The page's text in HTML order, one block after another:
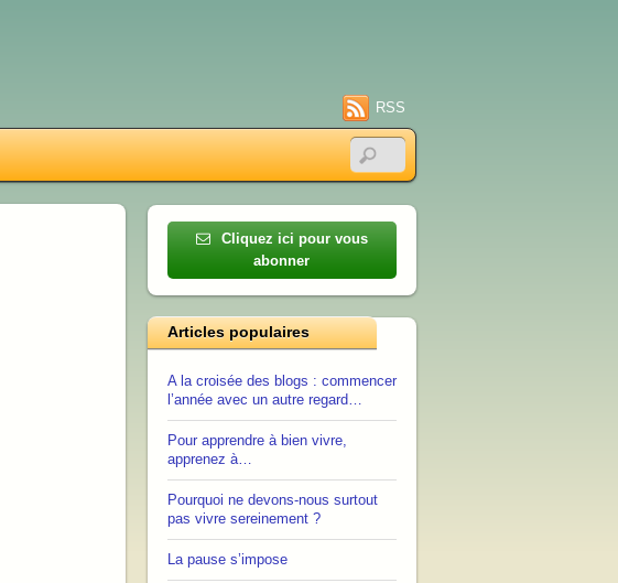
RSS
Cliquez ici pour vous
abonner
Articles populaires
A la croisée des blogs : commencer
l’année avec un autre regard…
Pour apprendre à bien vivre,
apprenez à…
Pourquoi ne devons-nous surtout
pas vivre sereinement ?
La pause s’impose